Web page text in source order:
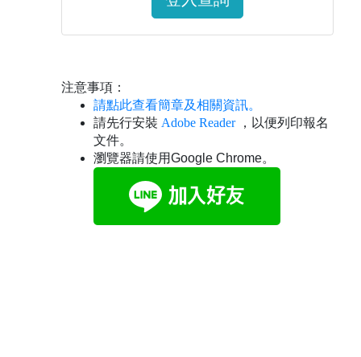
注意事項：
請點此查看簡章及相關資訊。
請先行安裝 Adobe Reader，以便列印報名
文件。
瀏覽器請使用Google Chrome。